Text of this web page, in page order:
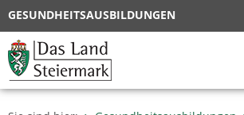
GESUNDHEITSAUSBILDUNGEN